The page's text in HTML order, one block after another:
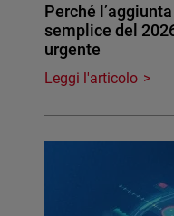
Perché
semplice del
urgente
Leggi l'articolo